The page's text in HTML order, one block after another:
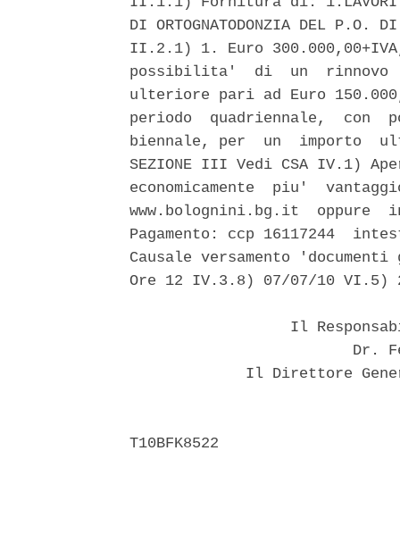
DI ORTOGNATODONZIA DEL P.O.
II.2.1) 1. Euro
possibilita'  di  un  rinnovo
ulteriore pari ad Euro
periodo  quadriennale,  con
biennale, per  un  importo
SEZIONE III Vedi CSA IV.1)
economicamente  piu'
www.bolognini.bg.it  oppure
Pagamento: ccp 16117244
Causale versamento
Ore 12 IV.3.8) 07/07/10 VI.5)
Il
Dr.
Il Direttore